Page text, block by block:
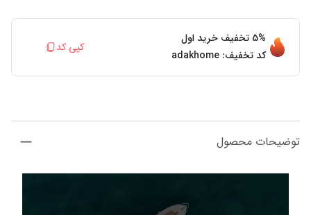
5% تخفیف خرید اول
کد تخفیف: adakhome
کپی کد
توضیحات محصول